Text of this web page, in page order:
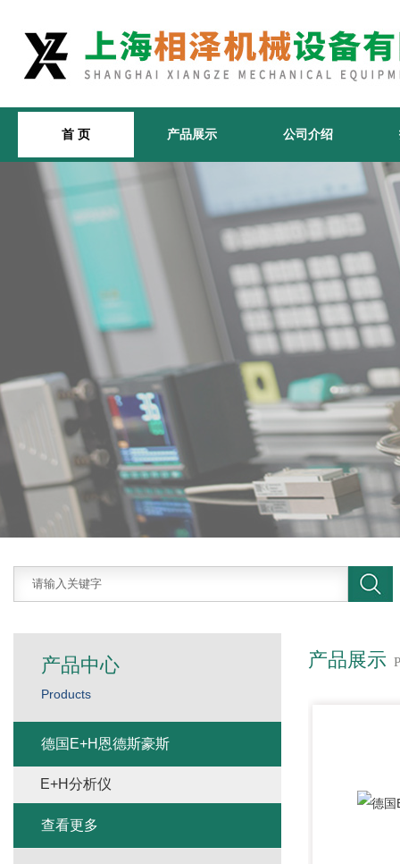
首 页 产品展示 公司介绍
产品展示
产品中心
Products
德国E+H恩德斯豪斯
E+H分析仪
查看更多